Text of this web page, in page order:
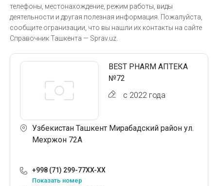
телефоны, местонахождение, режим работы, виды
деятельности и другая полезная информация. Пожалуйста,
сообщите огранизации, что вы нашли их контакты на сайте
Справочник Ташкента — Sprav.uz.
BEST PHARM АПТЕКА
№72
с 2022 года
Узбекистан Ташкент Мирабадский район ул.
Мехржон 72А
+998 (71) 299-77XX-XX
Показать номер